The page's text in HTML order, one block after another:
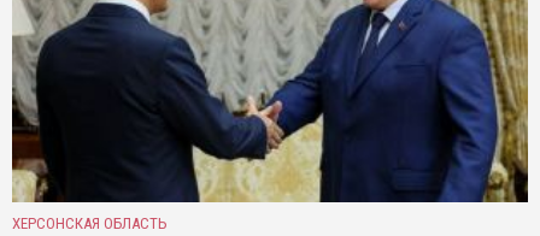
ХЕРСОНСКАЯ ОБЛАСТЬ